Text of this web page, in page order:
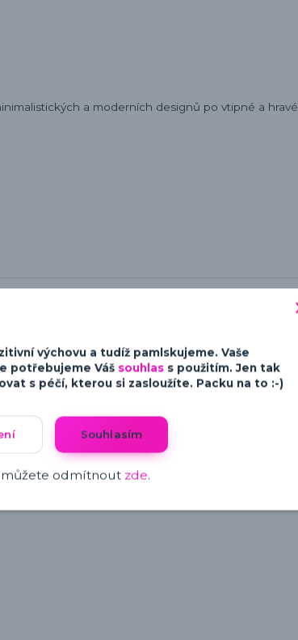
a moderních designů po vtipné a hravé
zboží 6
výchovu a tudíž pamlskujeme. Vaše
potřebujeme Váš souhlas s použitím. Jen tak
s péčí, kterou si zasloužíte. Packu na to :-)
Souhlasím
můžete odmítnout zde.